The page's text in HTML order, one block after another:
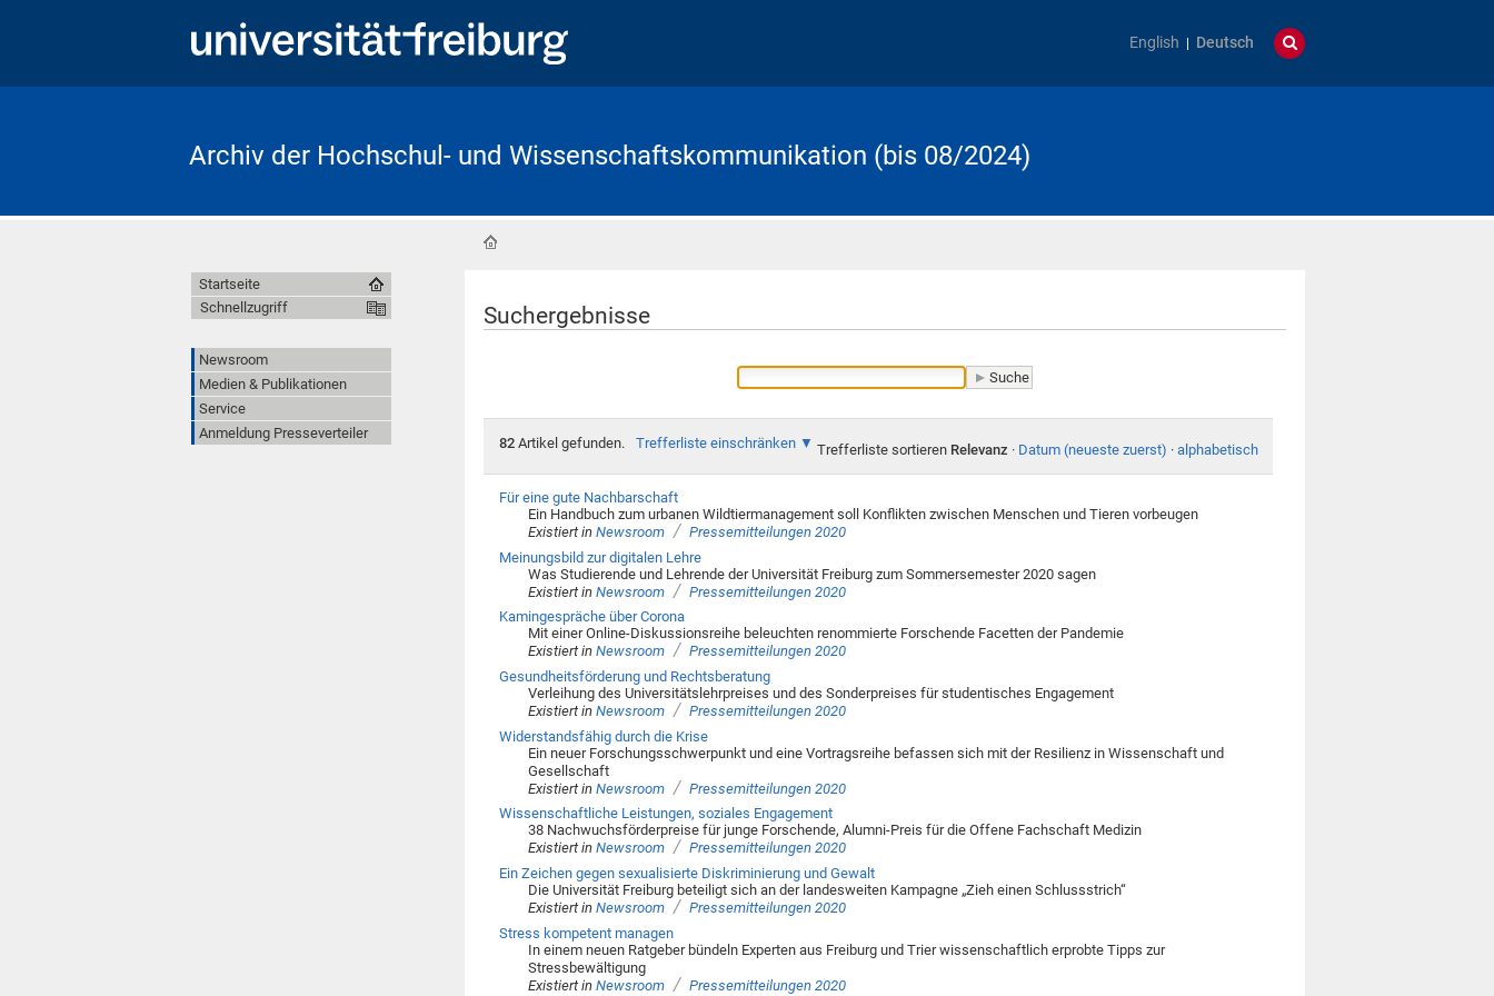
English Deutsch
Archiv der Hochschul- und Wissenschaftskommunikation (bis 08/2024)
Suchergebnisse
82Artikel gefunden. Trefferliste einschränken Trefferliste sortieren Relevanz · Datum (neueste zuerst) · alphabetisch
Für eine gute Nachbarschaft
Ein Handbuch zum urbanen Wildtiermanagement soll Konflikten zwischen Menschen und Tieren vorbeugen
Existiert in Newsroom / Pressemitteilungen 2020
Meinungsbild zur digitalen Lehre
Was Studierende und Lehrende der Universität Freiburg zum Sommersemester 2020 sagen
Existiert in Newsroom / Pressemitteilungen 2020
Kamingespräche über Corona
Mit einer Online-Diskussionsreihe beleuchten renommierte Forschende Facetten der Pandemie
Existiert in Newsroom / Pressemitteilungen 2020
Gesundheitsförderung und Rechtsberatung
Verleihung des Universitätslehrpreises und des Sonderpreises für studentisches Engagement
Existiert in Newsroom / Pressemitteilungen 2020
Widerstandsfähig durch die Krise
Ein neuer Forschungsschwerpunkt und eine Vortragsreihe befassen sich mit der Resilienz in Wissenschaft und
Gesellschaft
Existiert in Newsroom / Pressemitteilungen 2020
Wissenschaftliche Leistungen, soziales Engagement
38 Nachwuchsförderpreise für junge Forschende, Alumni-Preis für die Offene Fachschaft Medizin
Existiert in Newsroom / Pressemitteilungen 2020
Ein Zeichen gegen sexualisierte Diskriminierung und Gewalt
Die Universität Freiburg beteiligt sich an der landesweiten Kampagne „Zieh einen Schlussstrich“
Existiert in Newsroom / Pressemitteilungen 2020
Stress kompetent managen
In einem neuen Ratgeber bündeln Experten aus Freiburg und Trier wissenschaftlich erprobte Tipps zur
Stressbewältigung
Existiert in Newsroom / Pressemitteilungen 2020
Startseite
Schnellzugriff
Newsroom
Medien & Publikationen
Service
Anmeldung Presseverteiler